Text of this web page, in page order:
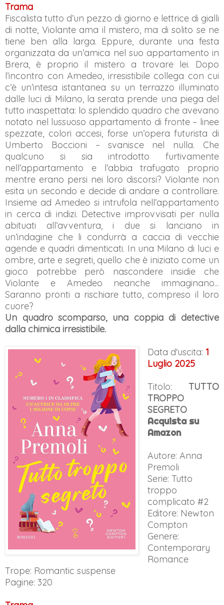
Trama
Fiscalista tutto d’un pezzo di giorno e lettrice di gialli
di notte, Violante ama il mistero, ma di solito se ne
tiene ben alla larga. Eppure, durante una festa
organizzata da un’amica nel suo appartamento in
Brera, è proprio il mistero a trovare lei. Dopo
l’incontro con Amedeo, irresistibile collega con cui
c’è un’intesa istantanea su un terrazzo illuminato
dalle luci di Milano, la serata prende una piega del
tutto inaspettata: lo splendido quadro che avevano
notato nel lussuoso appartamento di fronte – linee
spezzate, colori accesi, forse un’opera futurista di
Umberto Boccioni – svanisce nel nulla. Che
qualcuno si sia introdotto furtivamente
nell’appartamento e l’abbia trafugato proprio
mentre erano persi nei loro discorsi? Violante non
esita un secondo e decide di andare a controllare.
Insieme ad Amedeo si intrufola nell’appartamento
in cerca di indizi. Detective improvvisati per nulla
abituati all’avventura, i due si lanciano in
un’indagine che li condurrà a caccia di vecchie
agende e quadri dimenticati. In una Milano di luci e
ombre, arte e segreti, quello che è iniziato come un
gioco potrebbe però nascondere insidie che
Violante e Amedeo neanche immaginano...
Saranno pronti a rischiare tutto, compreso il loro
cuore?
Un quadro scomparso, una coppia di detective
dalla chimica irresistibile.
Data d'uscita: 1
Luglio 2025
Titolo: TUTTO
TROPPO
SEGRETO
Acquista su
Amazon
Autore: Anna
Premoli
Serie: Tutto
troppo
complicato #2
Editore: Newton
Compton
Genere:
Contemporary
Romance
Trope: Romantic suspense
Pagine: 320